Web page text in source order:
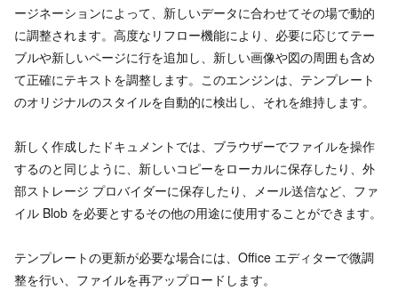
ージネーションによって、新しいデータに合わせてその場で動的
に調整されます。高度なリフロー機能により、必要に応じてテー
ブルや新しいページに行を追加し、新しい画像や図の周囲も含め
て正確にテキストを調整します。このエンジンは、テンプレート
のオリジナルのスタイルを自動的に検出し、それを維持します。
新しく作成したドキュメントでは、ブラウザーでファイルを操作
するのと同じように、新しいコピーをローカルに保存したり、外
部ストレージ プロバイダーに保存したり、メール送信など、ファ
イル Blob を必要とするその他の用途に使用することができます。
テンプレートの更新が必要な場合には、Office エディターで微調
整を行い、ファイルを再アップロードします。